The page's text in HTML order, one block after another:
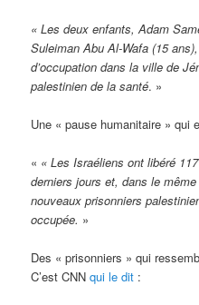
« Les deux enfants, Adam
Suleiman Abu Al-Wafa (15
d’occupation dans la ville de
palestinien de la santé. »
Une « pause humanitaire » qui
« « Les Israéliens ont libéré
derniers jours et, dans le
nouveaux prisonniers
occupée. »
Des « prisonniers » qui
C’est CNNqui le dit :